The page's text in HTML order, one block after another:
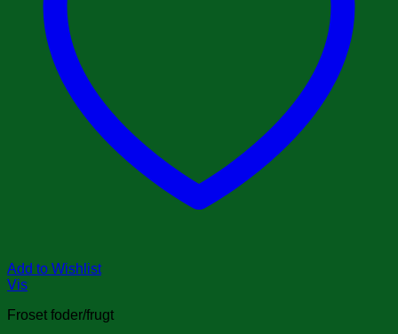
Add to Wishlist
Vis
Froset foder/frugt